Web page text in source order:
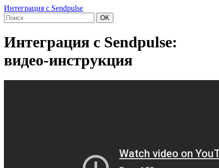
Интеграция с Sendpulse
OK
Интеграция с Sendpulse:
видео-инструкция